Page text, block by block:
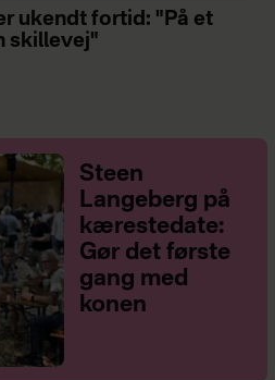
ukendt fortid: "På et
skillevej"
Steen
Langeberg på
kærestedate:
Gør det første
gang med
konen